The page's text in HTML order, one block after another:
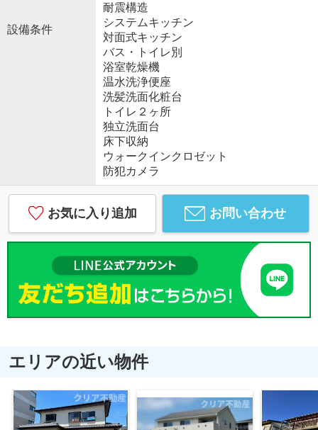
設備条件
耐震構造
システムキッチン
対面式キッチン
バス・トイレ別
浴室乾燥機
温水洗浄便座
洗髪洗面化粧台
トイレ２ヶ所
独立洗面台
床下収納
ウォークインクロゼット
防犯カメラ
お気に入り追加 お問い合わせ
エリアの近い物件